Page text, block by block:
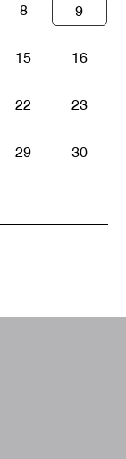
8 9
15 16
22 23
29 30